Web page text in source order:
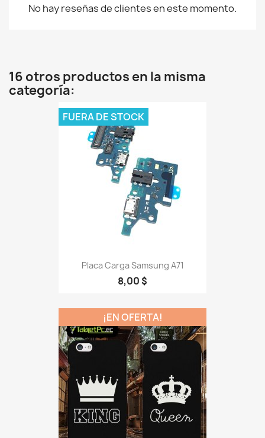
No hay reseñas de clientes en este momento.
16 otros productos en la misma
categoría:
Placa Carga Samsung A71
8,00 $
FUERA DE STOCK
¡EN OFERTA!